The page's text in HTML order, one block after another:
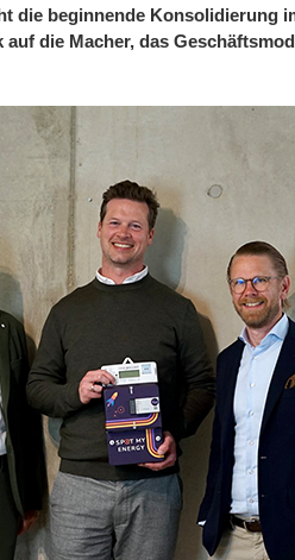
die beginnende Konsolidierung
auf die Macher, das